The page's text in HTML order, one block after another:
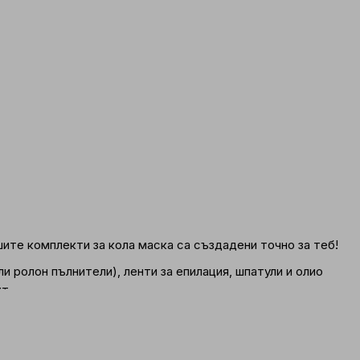
комплекти за кола маска са създадени точно за теб!
пълнители), ленти за епилация, шпатули и олио